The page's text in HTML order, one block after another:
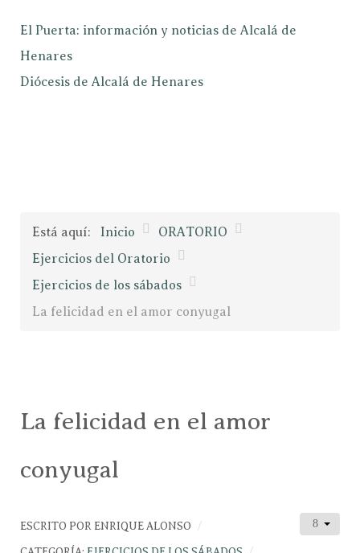
El Puerta: información y noticias de Alcalá de
Henares
Diócesis de Alcalá de Henares
Está aquí: Inicio
ORATORIO
Ejercicios del Oratorio
Ejercicios de los sábados
La felicidad en el amor conyugal
La felicidad en el amor
conyugal
ESCRITO POR ENRIQUE ALONSO